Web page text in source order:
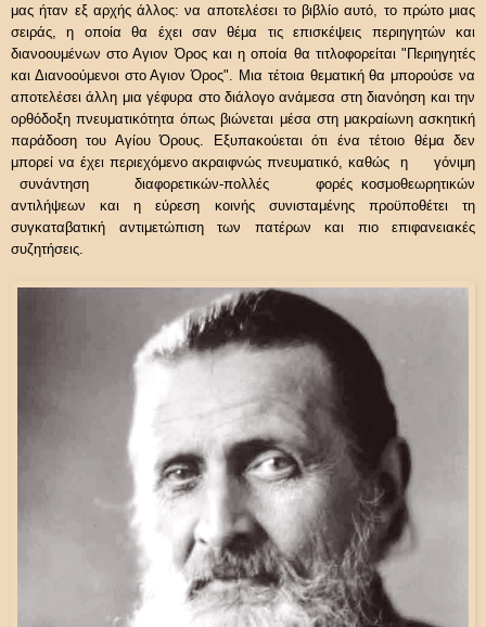
μας ήταν εξ αρχής άλλος: να αποτελέσει το βιβλίο αυτό, το πρώτο μιας
σειράς, η οποία θα έχει σαν θέμα τις επισκέψεις περιηγητών και
διανοουμένων στο Αγιον Όρος και η οποία θα τιτλοφορείται "Περιηγητές
και Διανοούμενοι στο Αγιον Όρος". Μια τέτοια θεματική θα μπορούσε να
αποτελέσει άλλη μια γέφυρα στο διάλογο ανάμεσα στη διανόηση και την
ορθόδοξη πνευματικότητα όπως βιώνεται μέσα στη μακραίωνη ασκητική
παράδοση του Αγίου Όρους. Εξυπακούεται ότι ένα τέτοιο θέμα δεν
μπορεί να έχει περιεχόμενο ακραιφνώς πνευματικό, καθώς η γόνιμη
συνάντηση διαφορετικών-πολλές φορές κοσμοθεωρητικών
αντιλήψεων και η εύρεση κοινής συνισταμένης προϋποθέτει τη
συγκαταβατική αντιμετώπιση των πατέρων και πιο επιφανειακές
συζητήσεις.